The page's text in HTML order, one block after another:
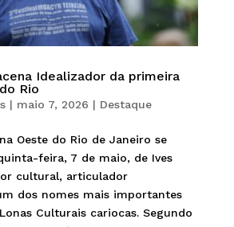
Idealizador da primeira
Rio
| maio 7, 2026 | Destaque
Oeste do Rio de Janeiro se
feira, 7 de maio, de Ives
cultural, articulador
dos nomes mais importantes
Culturais cariocas. Segundo